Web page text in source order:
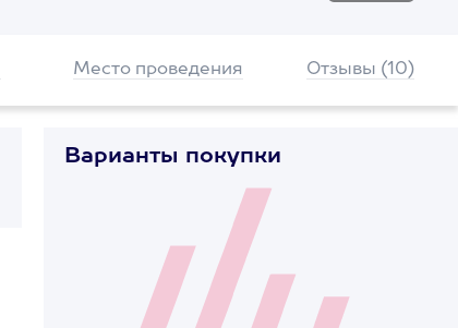
Место проведения Отзывы (10)
Варианты покупки